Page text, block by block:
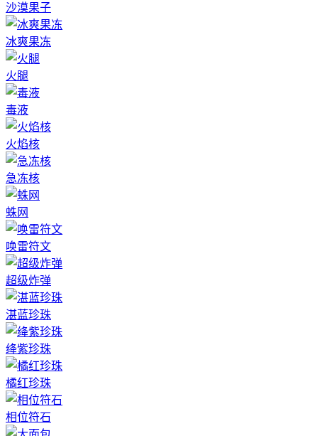
沙漠果子
冰爽果冻
火腿
毒液
火焰核
急冻核
蛛网
唤雷符文
超级炸弹
湛蓝珍珠
绛紫珍珠
橘红珍珠
相位符石